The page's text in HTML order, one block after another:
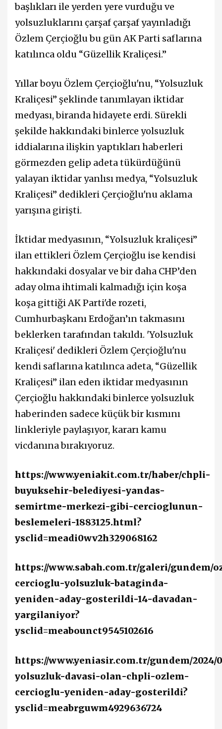
başlıkları ile yerden yere vurduğu ve
yolsuzluklarını çarşaf çarşaf yayınladığı
Özlem Çerçioğlu bu gün AK Parti saflarına
katılınca oldu “Güzellik Kraliçesi.”
Yıllar boyu Özlem Çerçioğlu'nu, “Yolsuzluk
Kraliçesi” şeklinde tanımlayan iktidar
medyası, biranda hidayete erdi. Sürekli
şekilde hakkındaki binlerce yolsuzluk
iddialarına ilişkin yaptıkları haberleri
görmezden gelip adeta tükürdüğünü
yalayan iktidar yanlısı medya, “Yolsuzluk
Kraliçesi” dedikleri Çerçioğlu'nu aklama
yarışına girişti.
İktidar medyasının, “Yolsuzluk kraliçesi”
ilan ettikleri Özlem Çerçioğlu ise kendisi
hakkındaki dosyalar ve bir daha CHP’den
aday olma ihtimali kalmadığı için koşa
koşa gittiği AK Parti'de rozeti,
Cumhurbaşkanı Erdoğan’ın takmasını
beklerken tarafından takıldı. 'Yolsuzluk
Kraliçesi' dedikleri Özlem Çerçioğlu'nu
kendi saflarına katılınca adeta, “Güzellik
Kraliçesi” ilan eden iktidar medyasının
Çerçioğlu hakkındaki binlerce yolsuzluk
haberinden sadece küçük bir kısmını
linkleriyle paylaşıyor, kararı kamu
vicdanına bırakıyoruz.
https://www.yeniakit.com.tr/haber/chpli-
buyuksehir-belediyesi-yandas-
semirtme-merkezi-gibi-cercioglunun-
beslemeleri-1883125.html?
ysclid=meadi0wv2h329068162
https://www.sabah.com.tr/galeri/gundem/
cercioglu-yolsuzluk-bataginda-
yeniden-aday-gosterildi-14-davadan-
yargilaniyor?
ysclid=meabounct9545102616
https://www.yeniasir.com.tr/gundem/2024/
yolsuzluk-davasi-olan-chpli-ozlem-
cercioglu-yeniden-aday-gosterildi?
ysclid=meabrguwm4929636724